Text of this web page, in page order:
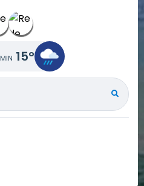
15°